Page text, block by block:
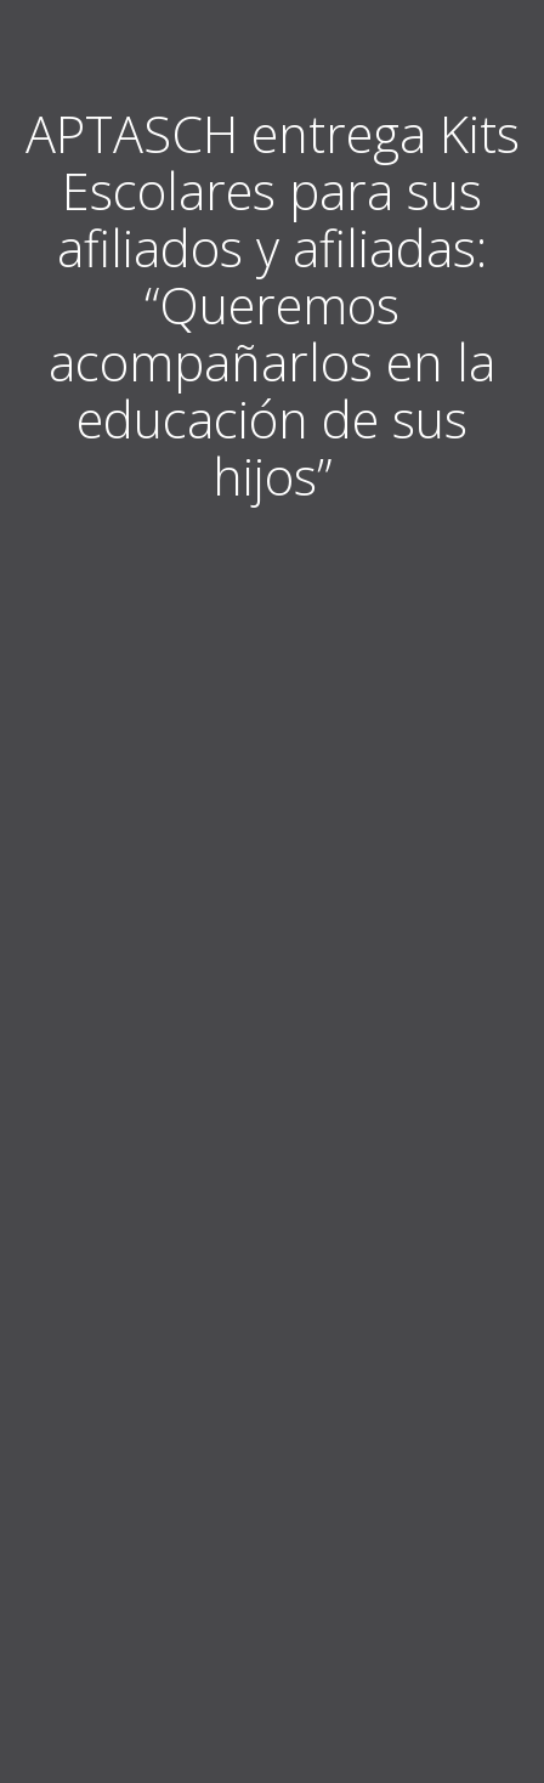
APTASCH entrega Kits
Escolares para sus
afiliados y afiliadas:
“Queremos
acompañarlos en la
educación de sus
hijos”